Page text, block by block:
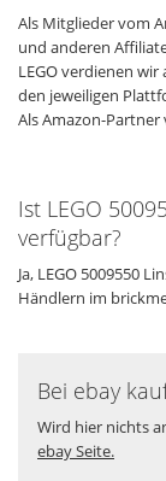
Als Mitglieder vom
und anderen
LEGO verdienen
den jeweiligen
Als Amazon-
Ist LEGO
verfügbar?
Ja, LEGO 5009550
Händlern im
Bei ebay
Wird hier nichts
ebay Seite.